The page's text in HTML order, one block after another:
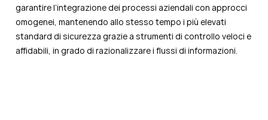
garantire l’integrazione dei processi aziendali con approcci
omogenei, mantenendo allo stesso tempo i più elevati
standard di sicurezza grazie a strumenti di controllo veloci e
affidabili, in grado di razionalizzare i flussi di informazioni.